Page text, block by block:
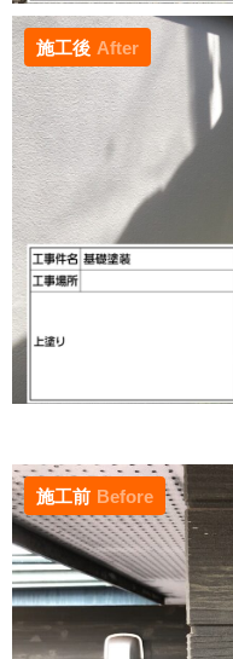
施工後 After
施工前 Before